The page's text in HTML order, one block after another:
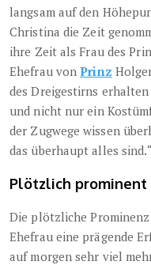
langsam auf den
Christina die Zeit
ihre Zeit als Frau des
Ehefrau vonPrinz
des Dreigestirns
und nicht nur ein
der Zugwege wissen
das überhaupt alles sind.“
Plötzlich prominent
Die plötzliche
Ehefrau eine prägende
auf morgen sehr viel